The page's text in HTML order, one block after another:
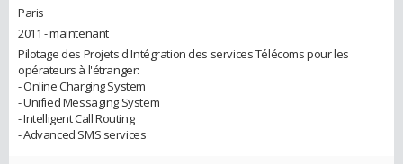
Paris
2011 - maintenant
Pilotage des Projets d'Intégration des services Télécoms pour les
opérateurs à l'étranger:
- Online Charging System
- Unified Messaging System
- Intelligent Call Routing
- Advanced SMS services